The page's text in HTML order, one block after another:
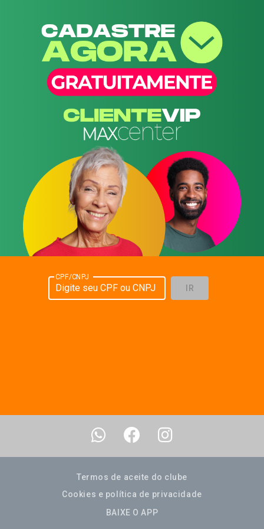
CPF/CNPJ
IR
Termos de aceite do clube
Cookies e política de privacidade
BAIXE O APP